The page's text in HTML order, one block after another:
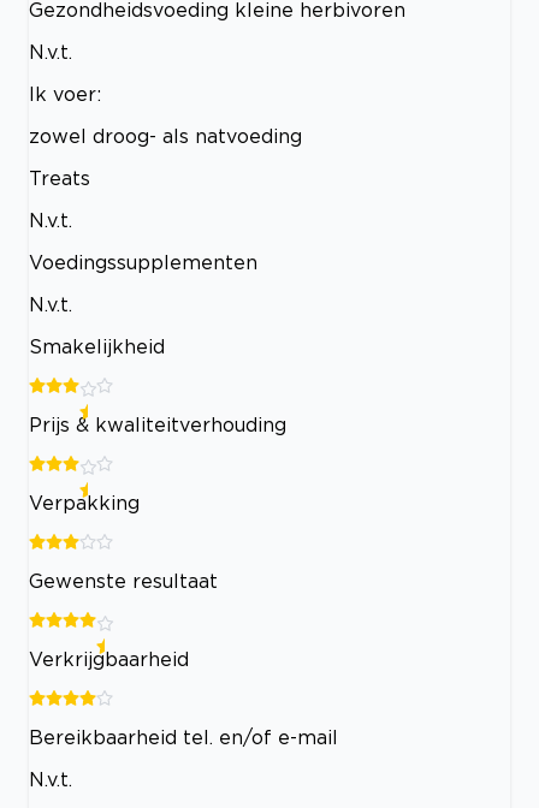
Gezondheidsvoeding kleine herbivoren
N.v.t.
Ik voer:
zowel droog- als natvoeding
Treats
N.v.t.
Voedingssupplementen
N.v.t.
Smakelijkheid
Prijs & kwaliteitverhouding
Verpakking
Gewenste resultaat
Verkrijgbaarheid
Bereikbaarheid tel. en/of e-mail
N.v.t.